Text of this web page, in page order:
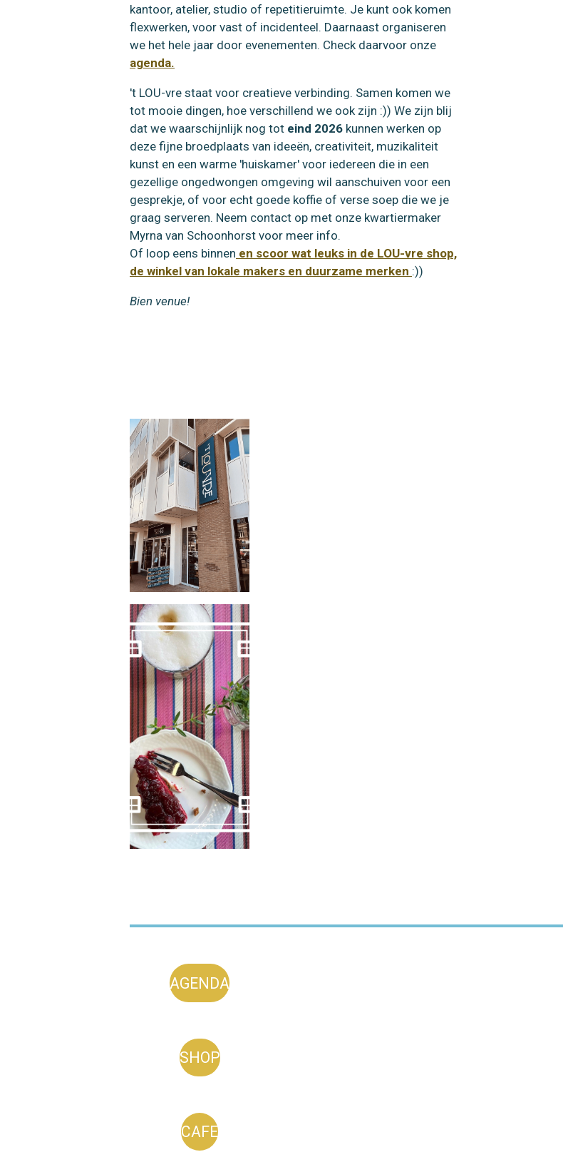
kantoor, atelier, studio of repetitieruimte. Je kunt ook komen
flexwerken, voor vast of incidenteel. Daarnaast organiseren
we het hele jaar door evenementen. Check daarvoor onze
agenda.
't LOU-vre staat voor creatieve verbinding. Samen komen we
tot mooie dingen, hoe verschillend we ook zijn :)) We zijn blij
dat we waarschijnlijk nog tot eind 2026 kunnen werken op
deze fijne broedplaats van ideeën, creativiteit, muzikaliteit
kunst en een warme 'huiskamer' voor iedereen die in een
gezellige ongedwongen omgeving wil aanschuiven voor een
gesprekje, of voor echt goede koffie of verse soep die we je
graag serveren. Neem contact op met onze kwartiermaker
Myrna van Schoonhorst voor meer info.
Of loop eens binnen en scoor wat leuks in de LOU-vre shop,
de winkel van lokale makers en duurzame merken :))
Bien venue!
AGENDA
SHOP
CAFE